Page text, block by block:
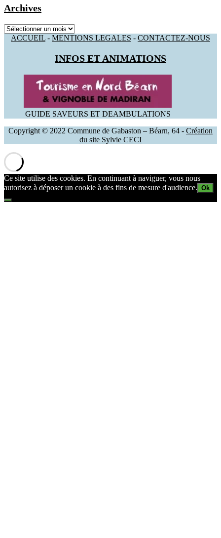
Archives
Archives
ACCUEIL - MENTIONS LEGALES - CONTACTEZ-NOUS
INFOS ET ANIMATIONS
GUIDE SAVEURS ET DEAMBULATIONS
Copyright © 2022 Commune de Gabaston – Béarn, 64 - Création
du site Sylvie CECI
Ce site utilise des cookies. En continuant à naviguer, vous nous
autorisez à déposer un cookie à des fins de mesure d'audience. Ok